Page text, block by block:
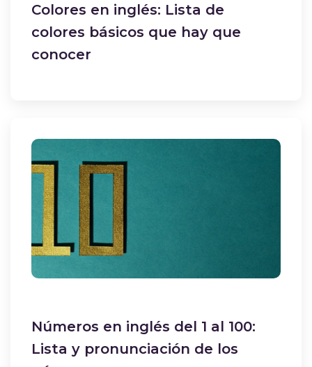
Colores en inglés: Lista de
colores básicos que hay que
conocer
Números en inglés del 1 al 100:
Lista y pronunciación de los